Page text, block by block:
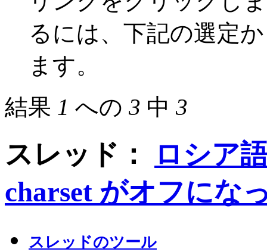
るには、下記の選定
ます。
結果 1 への 3 中 3
スレッド：
ロシア
charset がオフにな
スレッドのツール